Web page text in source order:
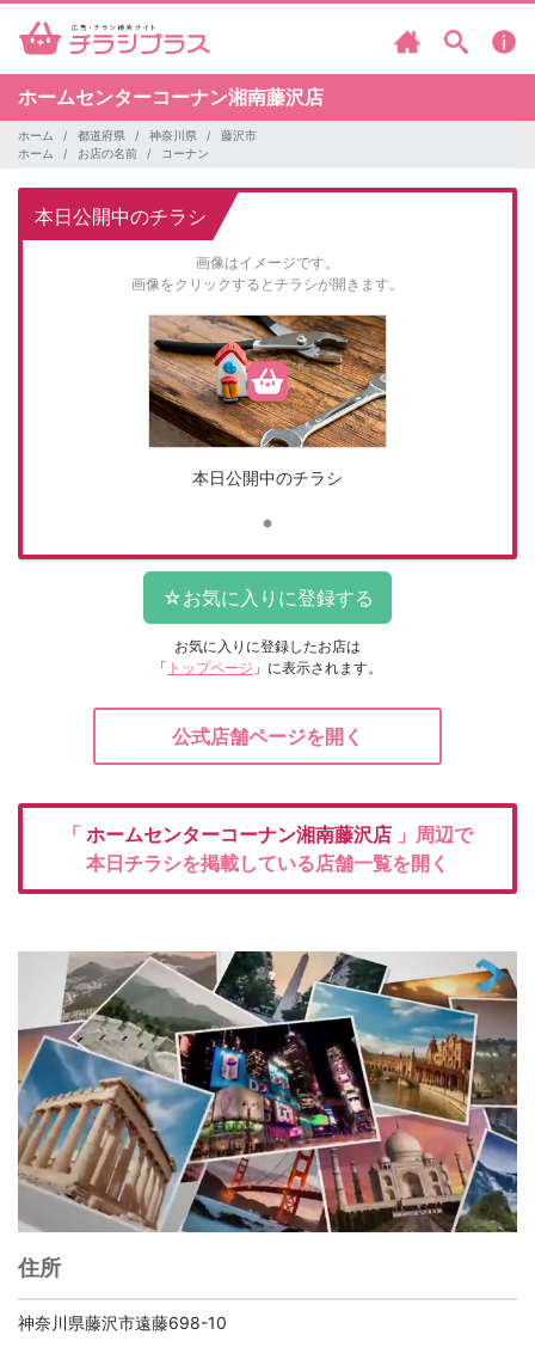
ホームセンターコーナン湘南藤沢店
ホーム 都道府県 神奈川県
藤沢市
ホーム
お店の名前 コーナン
本日公開中のチラシ
画像はイメージです。
画像をクリックするとチラシが開きます。
本日公開中のチラシ
お気に入りに登録したお店は
「 トップページ 」に表示されます。
公式店舗ページを開く
「 ホームセンターコーナン湘南藤沢店 」周辺で
本日チラシを掲載している店舗一覧を開く
住所
神奈川県藤沢市遠藤698-10